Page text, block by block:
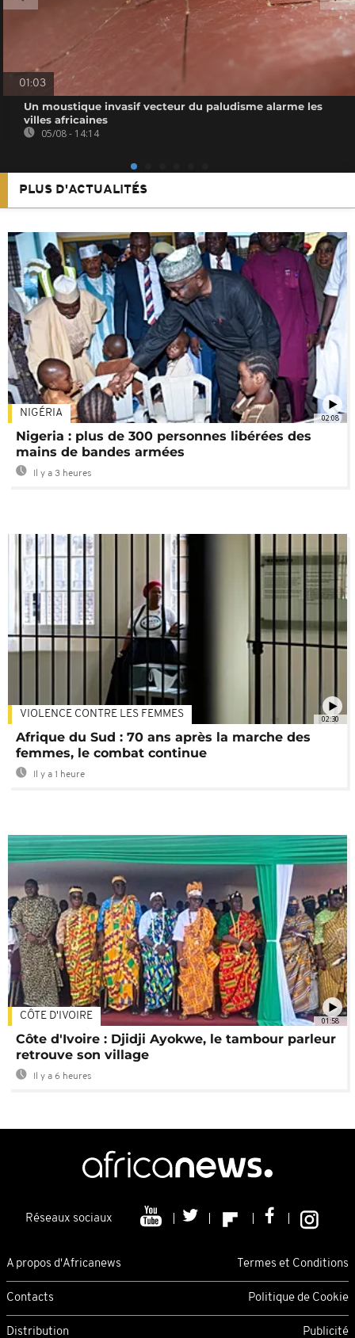
01:03
Un moustique invasif vecteur du paludisme alarme les
villes africaines
05/08 - 14:14
PLUS D'ACTUALITÉS
02:08
NIGÉRIA
Nigeria : plus de 300 personnes libérées des
mains de bandes armées
Il y a 3 heures
02:30
VIOLENCE CONTRE LES FEMMES
Afrique du Sud : 70 ans après la marche des
femmes, le combat continue
Il y a 1 heure
01:58
CÔTE D'IVOIRE
Côte d'Ivoire : Djidji Ayokwe, le tambour parleur
retrouve son village
Il y a 6 heures
Réseaux sociaux
A propos d'Africanews Termes et Conditions
Contacts Politique de Cookie
Distribution Publicité